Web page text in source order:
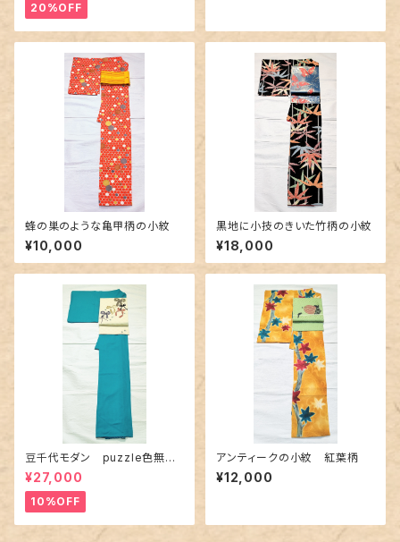
20%OFF
蜂の巣のような亀甲柄の小紋
¥10,000
黒地に小技のきいた竹柄の小紋
¥18,000
豆千代モダン puzzle色無地
ターコイズ
¥27,000
10%OFF
アンティークの小紋 紅葉柄
¥12,000